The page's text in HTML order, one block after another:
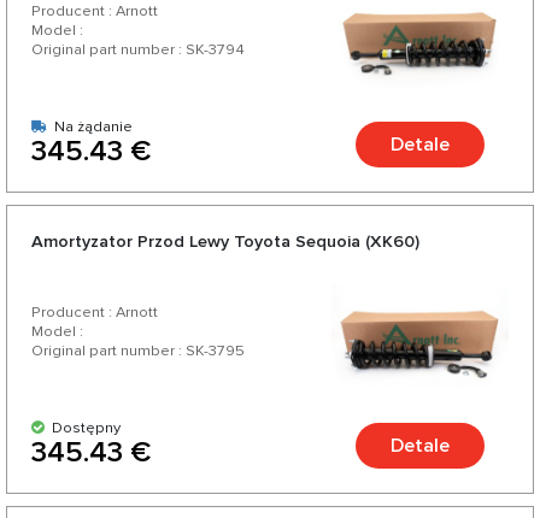
Producent : Arnott
Model :
Original part number : SK-3794
Na żądanie
345.43 € Detale
Amortyzator Przod Lewy Toyota Sequoia (XK60)
Producent : Arnott
Model :
Original part number : SK-3795
Dostępny
345.43 € Detale